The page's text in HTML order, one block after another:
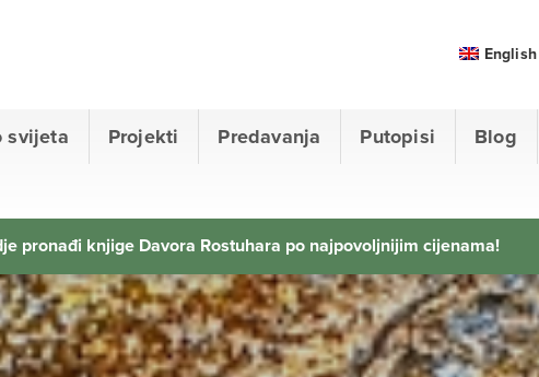
svijeta Projekti Predavanja Putopisi Blog
English
pronađi knjige Davora Rostuhara po najpovoljnijim cijenama!